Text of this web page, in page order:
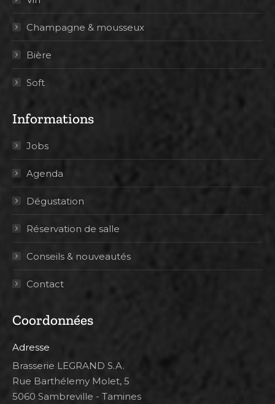
Champagne & mousseux
Bière
Soft
Informations
Jobs
Agenda
Dégustation
Réservation de salle
Conseils & nouveautés
Contact
Coordonnées
Adresse
Brasserie LEGRAND S.A.
Rue Barthélemy Molet, 5
5060 Sambreville - Tamines